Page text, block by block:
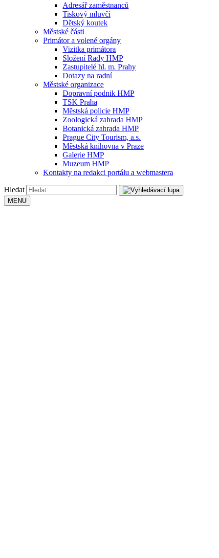
Adresář zaměstnanců
Tiskový mluvčí
Dětský koutek
Městské části
Primátor a volené orgány
Vizitka primátora
Složení Rady HMP
Zastupitelé hl. m. Prahy
Dotazy na radní
Městské organizace
Dopravní podnik HMP
TSK Praha
Městská policie HMP
Zoologická zahrada HMP
Botanická zahrada HMP
Prague City Tourism, a.s.
Městská knihovna v Praze
Galerie HMP
Muzeum HMP
Kontakty na redakci portálu a webmastera
Hledat
MENU